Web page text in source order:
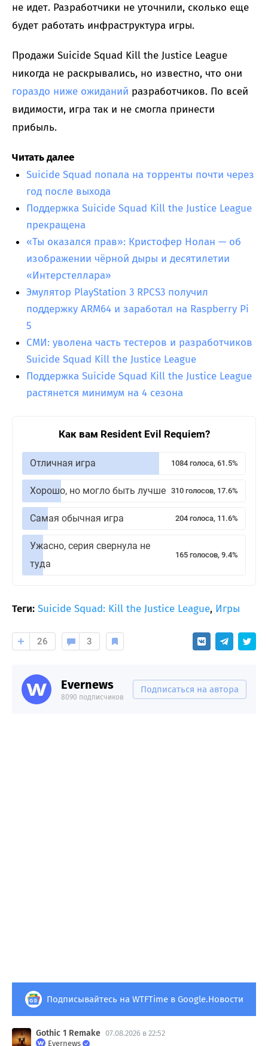
не идет. Разработчики не уточнили, сколько еще
будет работать инфраструктура игры.
Продажи Suicide Squad Kill the Justice League
никогда не раскрывались, но известно, что они
гораздо ниже ожиданий разработчиков. По всей
видимости, игра так и не смогла принести
прибыль.
Читать далее
Suicide Squad попала на торренты почти через
год после выхода
Поддержка Suicide Squad Kill the Justice League
прекращена
«Ты оказался прав»: Кристофер Нолан — об
изображении чёрной дыры и десятилетии
«Интерстеллара»
Эмулятор PlayStation 3 RPCS3 получил
поддержку ARM64 и заработал на Raspberry Pi
5
СМИ: уволена часть тестеров и разработчиков
Suicide Squad Kill the Justice League
Поддержка Suicide Squad Kill the Justice League
растянется минимум на 4 сезона
Как вам Resident Evil Requiem?
Отличная игра 1084 голоса, 61.5%
Хорошо, но могло быть лучше 310 голосов, 17.6%
Самая обычная игра 204 голоса, 11.6%
Ужасно, серия свернула не
туда
165 голосов, 9.4%
Теги: Suicide Squad: Kill the Justice League, Игры
26 3
Evernews
8090 подписчиков
Подписаться на автора
Подписывайтесь на WTFTime в Google.Новости
Gothic 1 Remake 07.08.2026 в 22:52
Evernews